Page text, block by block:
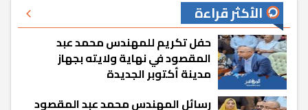
الأكثر قراءة
حفل تكريم للمهندس محمد عبد
المقصود في نهاية ولايته بجهاز
مدينة أكتوبر الجديدة
رسائل المهندس محمد عبد المقصود